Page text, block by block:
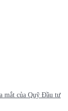
mắt của Quỹ Đầu tư